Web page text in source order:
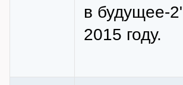
в будущее-
2015 году.